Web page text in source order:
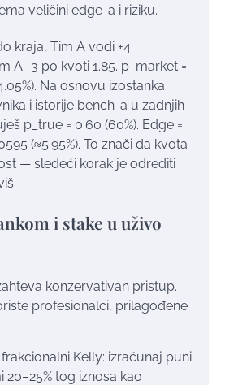
veličini edge-a i riziku.
kraja, Tim A vodi +4.
A -3 po kvoti 1.85. p_market =
Na osnovu izostanka
i istorije bench-a u zadnjih
p_true = 0.60 (60%). Edge =
(≈5.95%). To znači da kvota
— sledeći korak je odrediti
i stake u uživo
konzervativan pristup.
profesionalci, prilagođene
Kelly: izračunaj puni
20–25% tog iznosa kao